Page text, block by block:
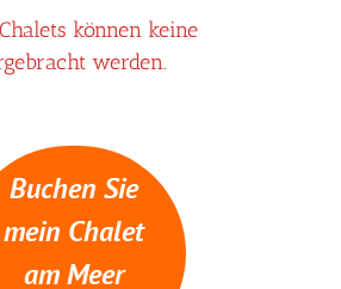
können keine
werden.
Buchen Sie
mein Chalet
am Meer